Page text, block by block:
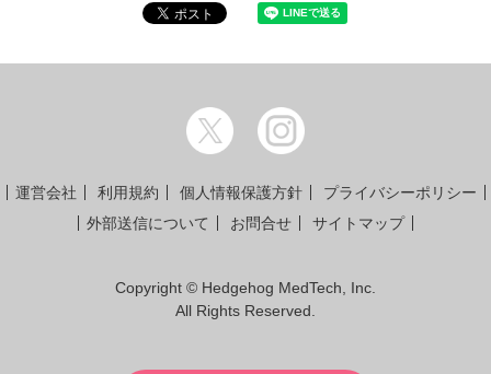
運営会社 利用規約 個人情報保護方針
プライバシーポリシー
外部送信について
お問合せ サイトマップ
Copyright © Hedgehog MedTech, Inc.
All Rights Reserved.